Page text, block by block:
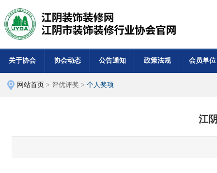
关于协会 协会动态 公告通知 政策法规 会员单位
网站首页 > 评优评奖 > 个人奖项
江